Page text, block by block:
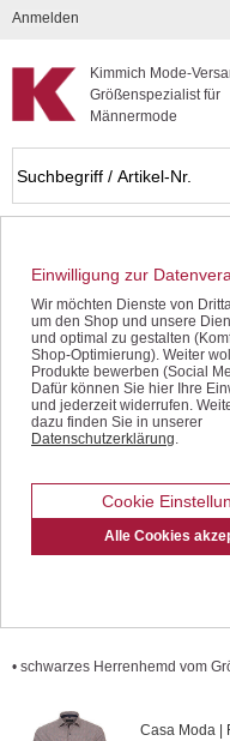
Kompletten Head der Seite
Kimmich Mode-
Größenspezialist für
Männermode
Anmelden
schwarzes Herrenhemd
Geprüfte Qualität zu
• schwarzes Herrenhemd vom
Casa Moda |
Einwilligung zur
Wir möchten Dienste von
um den Shop und unsere
und optimal zu gestalten
Shop-Optimierung). Weiter
Produkte bewerben (Social
Dafür können Sie hier Ihre
und jederzeit widerrufen.
dazu finden Sie in unserer
Datenschutzerklärung.
Cookie
Alle Cookies